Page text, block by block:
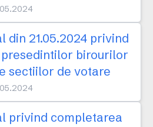
din 21.05.2024 privind
birourilor
sectiilor de votare
privind completarea